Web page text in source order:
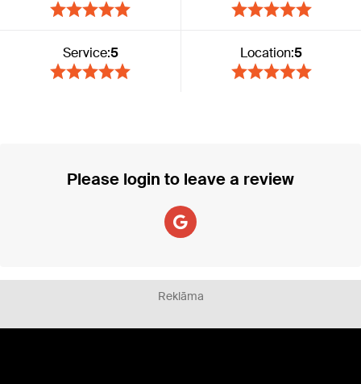
Service:5 Location:5
Please login to leave a review
Reklāma